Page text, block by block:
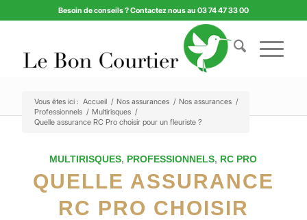
Besoin de conseils ? Contactez nous au 03 74 47 33 00
Vous êtes ici : Accueil / Nos assurances / Nos assurances /
Professionnels / Multirisques /
Quelle assurance RC Pro choisir pour un fleuriste ?
MULTIRISQUES, PROFESSIONNELS, RC PRO
QUELLE ASSURANCE
RC PRO CHOISIR